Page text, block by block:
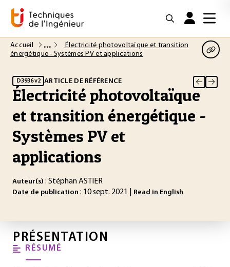
Accueil
Électricité photovoltaïque et transition
énergétique - Systèmes PV et applications
D3936 v2 ARTICLE DE RÉFÉRENCE
Électricité photovoltaïque
et transition énergétique -
Systèmes PV et
applications
Auteur(s) : Stéphan ASTIER
Date de publication : 10 sept. 2021 | Read in English
PRÉSENTATION
RÉSUMÉ